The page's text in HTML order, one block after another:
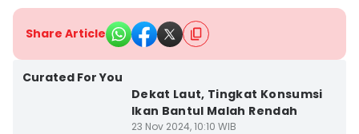
Share Article
Curated For You
Dekat Laut, Tingkat Konsumsi
Ikan Bantul Malah Rendah
23 Nov 2024, 10:10 WIB